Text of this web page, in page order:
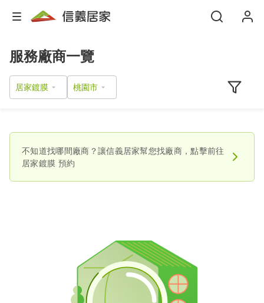
服務廠商一覽
居家鍍膜
不知道找哪間廠商？讓信義居家幫您找廠商，點擊前往
居家鍍膜 預約